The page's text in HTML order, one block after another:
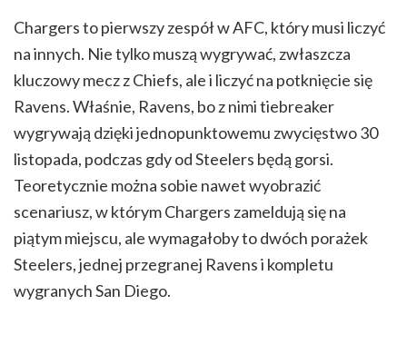
Chargers to pierwszy zespół w AFC, który musi liczyć
na innych. Nie tylko muszą wygrywać, zwłaszcza
kluczowy mecz z Chiefs, ale i liczyć na potknięcie się
Ravens. Właśnie, Ravens, bo z nimi tiebreaker
wygrywają dzięki jednopunktowemu zwycięstwo 30
listopada, podczas gdy od Steelers będą gorsi.
Teoretycznie można sobie nawet wyobrazić
scenariusz, w którym Chargers zameldują się na
piątym miejscu, ale wymagałoby to dwóch porażek
Steelers, jednej przegranej Ravens i kompletu
wygranych San Diego.